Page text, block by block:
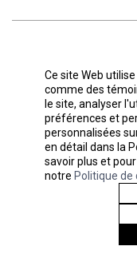
Ce site Web
comme des
le site, analyser
préférences et
personnalisées
en détail dans la
savoir plus et
notre Politique de
Découvrez